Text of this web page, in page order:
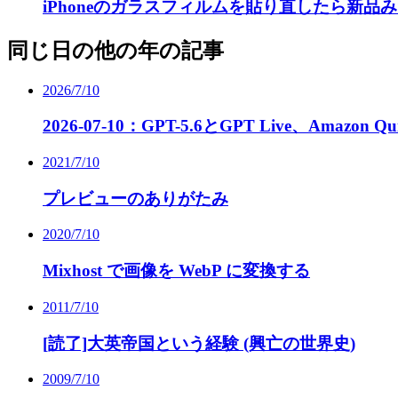
iPhoneのガラスフィルムを貼り直したら新品
同じ日の他の年の記事
2026/7/10
2026-07-10：GPT-5.6とGPT Live、Amazon
2021/7/10
プレビューのありがたみ
2020/7/10
Mixhost で画像を WebP に変換する
2011/7/10
[読了]大英帝国という経験 (興亡の世界史)
2009/7/10